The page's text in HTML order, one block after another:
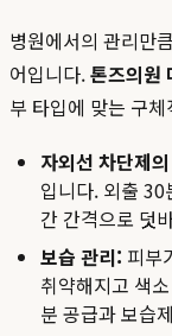
병원에서의 관리만
어입니다.톤즈의원
부 타입에 맞는 구
자외선 차단제
입니다. 외출
간 간격으로 덧
보습 관리: 피부
취약해지고 색
분 공급과 보습